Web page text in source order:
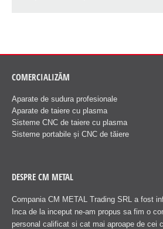
COMERCIALIZĂM
Aparate de sudura profesionale
Aparate de taiere cu plasma
Sisteme CNC de taiere cu plasma
Sisteme portabile și CNC de tăiere
DESPRE CM METAL
Compania CM METAL Trading SRL a fost
Inca de la inceput ne-am propus sa fim o
personal calificat si cat mai aproape de cei